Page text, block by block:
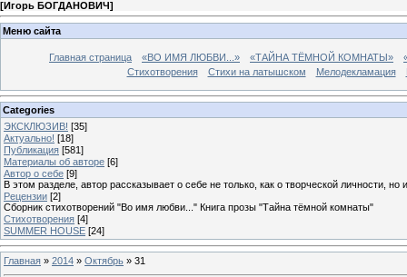
[Игорь БОГДАНОВИЧ]
Меню сайта
Главная страница «ВО ИМЯ ЛЮБВИ...» «ТАЙНА ТЁМНОЙ КОМНАТЫ»
Стихотворения
Стихи на латышском Мелодекламация
Categories
ЭКСКЛЮЗИВ! [35]
Актуально! [18]
Публикация [581]
Материалы об авторе [6]
Автор о себе [9]
В этом разделе, автор рассказывает о себе не только, как о творческой личности,
Рецензии [2]
Сборник стихотворений "Во имя любви..." Книга прозы "Тайна тёмной комнаты"
Стихотворения [4]
SUMMER HOUSE [24]
Главная » 2014 » Октябрь » 31